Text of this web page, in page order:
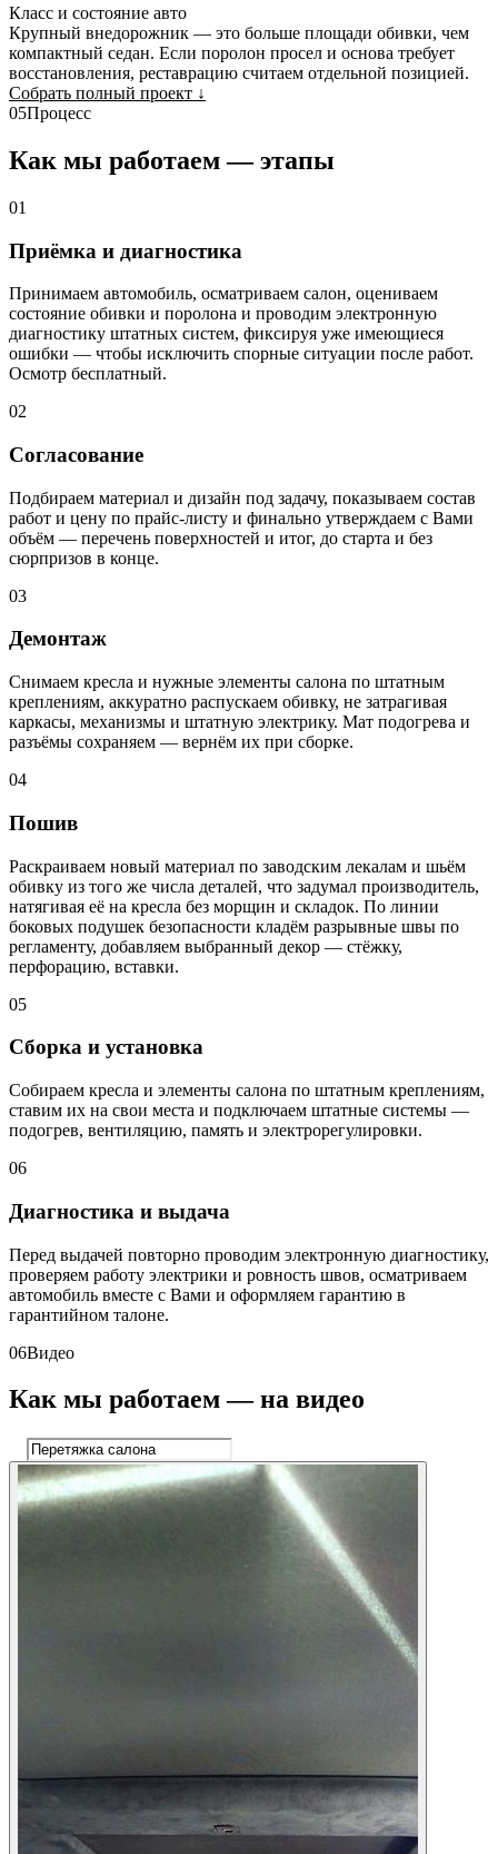
Класс и состояние авто
Крупный внедорожник — это больше площади обивки, чем
компактный седан. Если поролон просел и основа требует
восстановления, реставрацию считаем отдельной позицией.
Собрать полный проект ↓
05Процесс
Как мы работаем — этапы
01
Приёмка и диагностика
Принимаем автомобиль, осматриваем салон, оцениваем
состояние обивки и поролона и проводим электронную
диагностику штатных систем, фиксируя уже имеющиеся
ошибки — чтобы исключить спорные ситуации после работ.
Осмотр бесплатный.
02
Согласование
Подбираем материал и дизайн под задачу, показываем состав
работ и цену по прайс-листу и финально утверждаем с Вами
объём — перечень поверхностей и итог, до старта и без
сюрпризов в конце.
03
Демонтаж
Снимаем кресла и нужные элементы салона по штатным
креплениям, аккуратно распускаем обивку, не затрагивая
каркасы, механизмы и штатную электрику. Мат подогрева и
разъёмы сохраняем — вернём их при сборке.
04
Пошив
Раскраиваем новый материал по заводским лекалам и шьём
обивку из того же числа деталей, что задумал производитель,
натягивая её на кресла без морщин и складок. По линии
боковых подушек безопасности кладём разрывные швы по
регламенту, добавляем выбранный декор — стёжку,
перфорацию, вставки.
05
Сборка и установка
Собираем кресла и элементы салона по штатным креплениям,
ставим их на свои места и подключаем штатные системы —
подогрев, вентиляцию, память и электрорегулировки.
06
Диагностика и выдача
Перед выдачей повторно проводим электронную диагностику,
проверяем работу электрики и ровность швов, осматриваем
автомобиль вместе с Вами и оформляем гарантию в
гарантийном талоне.
06Видео
Как мы работаем — на видео